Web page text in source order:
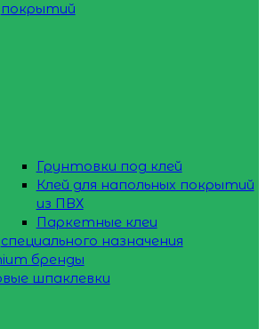
покрытий
Грунтовки под клей
Клей для напольных покрытий
из ПВХ
Паркетные клеи
специального назначения
бренды
шпаклевки